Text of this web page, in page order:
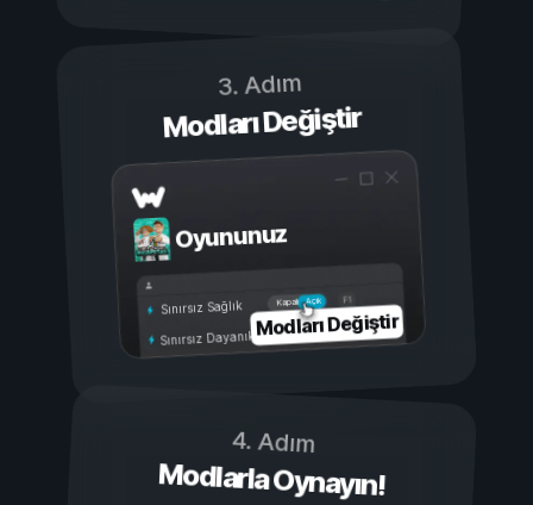
3. Adım
Modları Değiştir
Oyununuz
Açık
Kapalı
Sınırsız Sağlık
Sınırsız DayanıklılıkModları Değiştir
4. Adım
Modlarla Oynayın!